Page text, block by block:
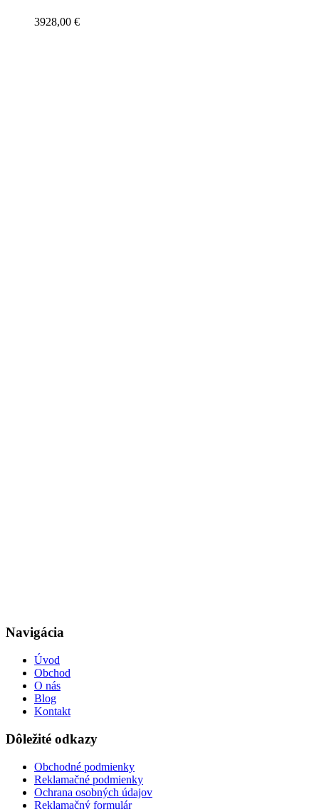
3928,00 €
Navigácia
Úvod
Obchod
O nás
Blog
Kontakt
Dôležité odkazy
Obchodné podmienky
Reklamačné podmienky
Ochrana osobných údajov
Reklamačný formulár